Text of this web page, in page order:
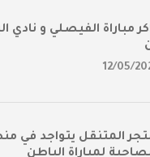
مباراة الفيصلي و نادي
12/05/
المتنقل يتواجد في
لمباراة الباطن